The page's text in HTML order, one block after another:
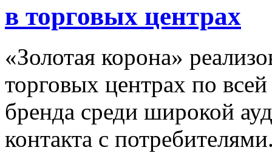
в торговых центрах
«Золотая корона»
торговых центрах по
бренда среди широкой
контакта с